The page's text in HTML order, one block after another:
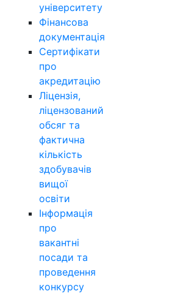
університету
Фінансова
документація
Сертифікати
про
акредитацію
Ліцензія,
ліцензований
обсяг та
фактична
кількість
здобувачів
вищої
освіти
Інформація
про
вакантні
посади та
проведення
конкурсу